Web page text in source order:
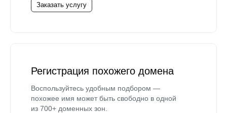
Заказать услугу
Регистрация похожего домена
Воспользуйтесь удобным подбором —
похожее имя может быть свободно в одной
из 700+ доменных зон.